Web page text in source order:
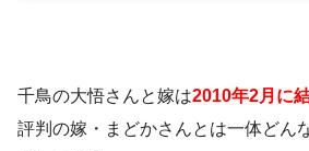
千鳥の大悟さんと嫁は2010年2月に
評判の嫁・まどかさんとは一体どん